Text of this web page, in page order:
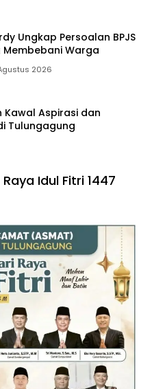
Ungkap Persoalan BPJS
Membebani Warga
2026
Kawal Aspirasi dan
Tulungagung
Idul Fitri 1447